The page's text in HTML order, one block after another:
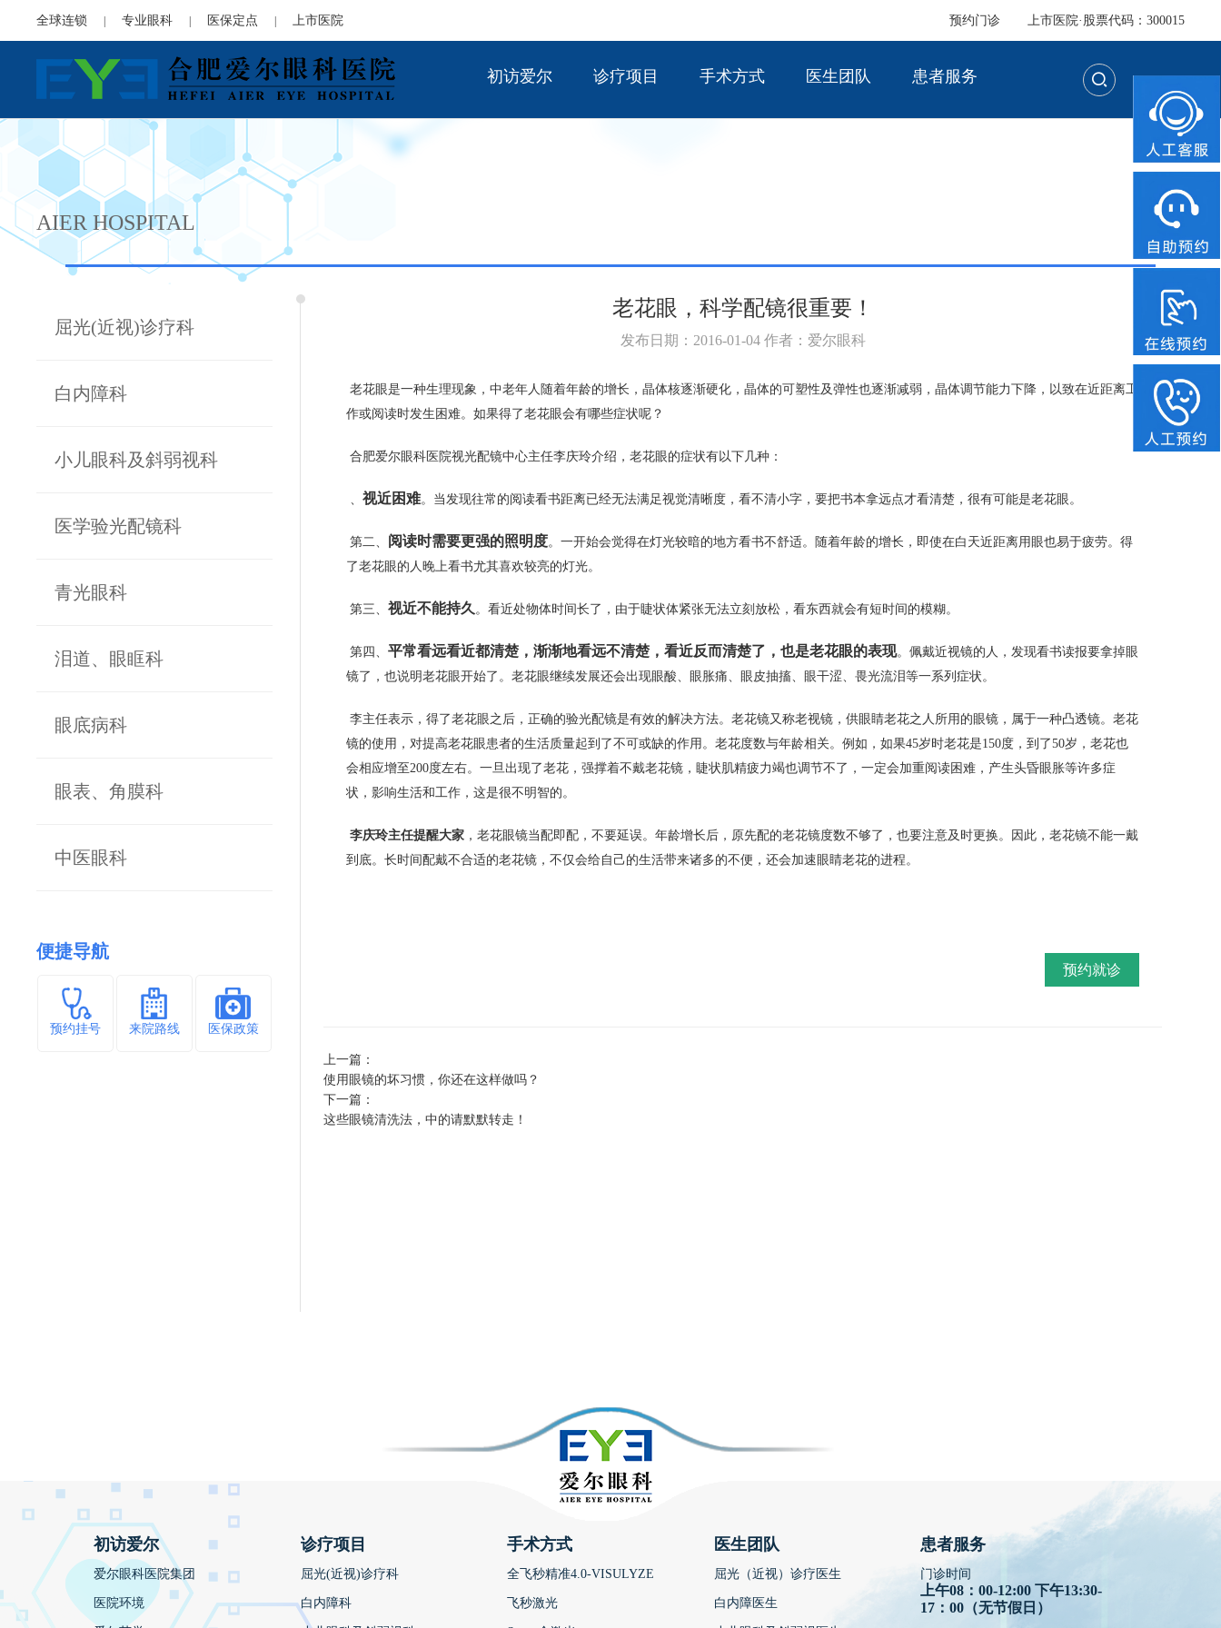
全球连锁 | 专业眼科 | 医保定点 | 上市医院 预约门诊 上市医院·股票代码：300015
初访爱尔 诊疗项目 手术方式 医生团队 患者服务
AIER HOSPITAL
屈光(近视)诊疗科
白内障科
小儿眼科及斜弱视科
医学验光配镜科
青光眼科
泪道、眼眶科
眼底病科
眼表、角膜科
中医眼科
便捷导航
预约挂号 来院路线 医保政策
老花眼，科学配镜很重要！
发布日期：2016-01-04 作者：爱尔眼科
老花眼是一种生理现象，中老年人随着年龄的增长，晶体核逐渐硬化，晶体的可塑性及弹性也逐渐减弱，晶体调节能力下降，以致在近距离工
作或阅读时发生困难。如果得了老花眼会有哪些症状呢？
合肥爱尔眼科医院视光配镜中心主任李庆玲介绍，老花眼的症状有以下几种：
、 视近困难。当发现往常的阅读看书距离已经无法满足视觉清晰度，看不清小字，要把书本拿远点才看清楚，很有可能是老花眼。
第二、 阅读时需要更强的照明度。一开始会觉得在灯光较暗的地方看书不舒适。随着年龄的增长，即使在白天近距离用眼也易于疲劳。得
了老花眼的人晚上看书尤其喜欢较亮的灯光。
第三、 视近不能持久 。看近处物体时间长了，由于睫状体紧张无法立刻放松，看东西就会有短时间的模糊。
第四、 平常看远看近都清楚，渐渐地看远不清楚，看近反而清楚了，也是老花眼的表现。佩戴近视镜的人，发现看书读报要拿掉眼
镜了，也说明老花眼开始了。老花眼继续发展还会出现眼酸、眼胀痛、眼皮抽搐、眼干涩、畏光流泪等一系列症状。
李主任表示，得了老花眼之后，正确的验光配镜是有效的解决方法。老花镜又称老视镜，供眼睛老花之人所用的眼镜，属于一种凸透镜。老花
镜的使用，对提高老花眼患者的生活质量起到了不可或缺的作用。老花度数与年龄相关。例如，如果45岁时老花是150度，到了50岁，老花也
会相应增至200度左右。一旦出现了老花，强撑着不戴老花镜，睫状肌精疲力竭也调节不了，一定会加重阅读困难，产生头昏眼胀等许多症
状，影响生活和工作，这是很不明智的。
李庆玲主任提醒大家 ，老花眼镜当配即配，不要延误。年龄增长后，原先配的老花镜度数不够了，也要注意及时更换。因此，老花镜不能一戴
到底。长时间配戴不合适的老花镜，不仅会给自己的生活带来诸多的不便，还会加速眼睛老花的进程。
预约就诊
上一篇：
使用眼镜的坏习惯，你还在这样做吗？
下一篇：
这些眼镜清洗法，中的请默默转走！
初访爱尔
爱尔眼科医院集团
医院环境
诊疗项目
屈光(近视)诊疗科
白内障科
手术方式
全飞秒精准4.0-VISULYZE
飞秒激光
医生团队
屈光（近视）诊疗医生
白内障医生
患者服务
门诊时间
上午08：00-12:00 下午13:30-
17：00（无节假日）